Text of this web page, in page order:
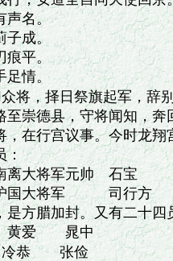
声名。
成。
痕平。
足情。
将，择日祭旗起军，辞
至崇德县，守将闻知，奔
，在行宫议事。今时龙
：
离大将军元帅　石宝
国大将军　　　司行方
是方腊加封。又有二十四
黄爱　　晁中
恭　　张俭